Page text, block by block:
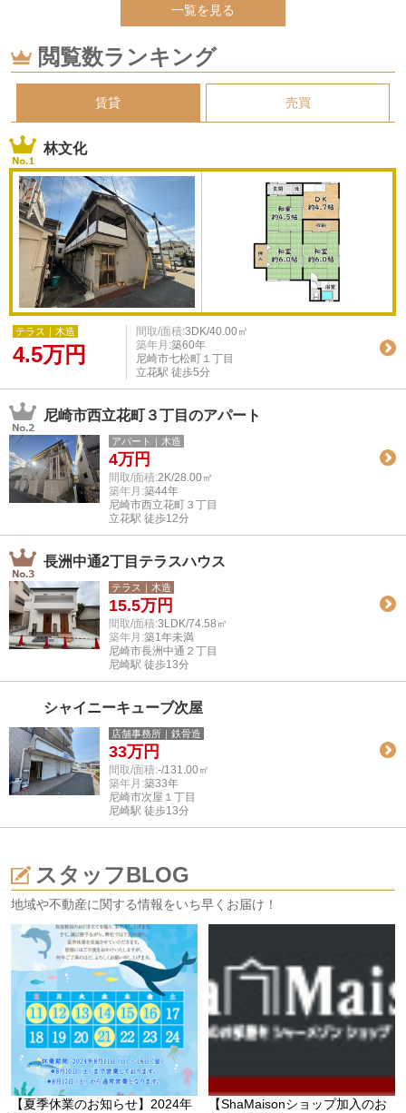
一覧を見る
閲覧数ランキング
賃貸 売買
林文化
テラス｜木造
4.5万円
間取/面積:3DK/40.00㎡
築年月:築60年
尼崎市七松町１丁目
立花駅 徒歩5分
尼崎市西立花町３丁目のアパート
アパート｜木造
4万円
間取/面積:2K/28.00㎡
築年月:築44年
尼崎市西立花町３丁目
立花駅 徒歩12分
長洲中通2丁目テラスハウス
テラス｜木造
15.5万円
間取/面積:3LDK/74.58㎡
築年月:築1年未満
尼崎市長洲中通２丁目
尼崎駅 徒歩13分
シャイニーキューブ次屋
店舗事務所｜鉄骨造
33万円
間取/面積:-/131.00㎡
築年月:築33年
尼崎市次屋１丁目
尼崎駅 徒歩13分
スタッフBLOG
地域や不動産に関する情報をいち早くお届け！
【夏季休業のお知らせ】2024年
【ShaMaisonショップ加入のお